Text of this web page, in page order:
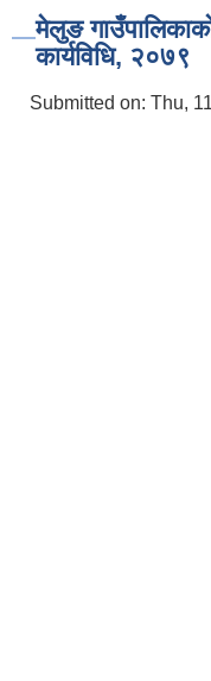
मेलुङ
कार्यविधि, २०७९
Submitted on: Thu,